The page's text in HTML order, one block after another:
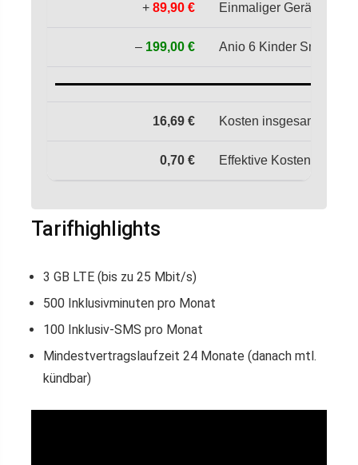
+ 89,90 € Einmaliger Gerätepreis
– 199,00 € Anio 6 Kinder
16,69 € Kosten insgesamt in 2
0,70 € Effektive Kosten pro
Tarifhighlights
3 GB LTE (bis zu 25 Mbit/s)
500 Inklusivminuten pro Monat
100 Inklusiv-SMS pro Monat
Mindestvertragslaufzeit 24 Monate (danach mtl.
kündbar)